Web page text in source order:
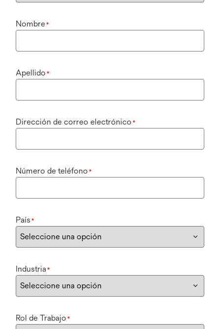
Nombre*
Apellido *
Dirección de correo electrónico *
Número de teléfono *
País *
Industria *
Rol de Trabajo *